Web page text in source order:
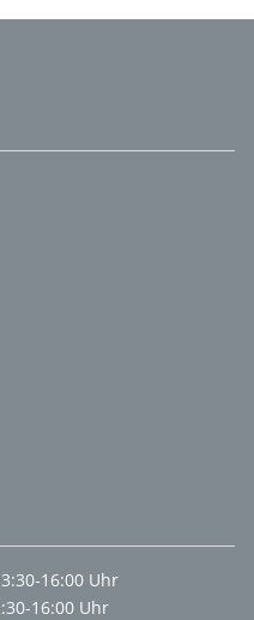
16:00 Uhr
16:00 Uhr